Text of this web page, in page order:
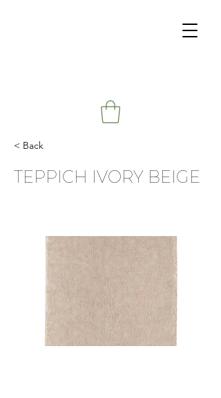
< Back
TEPPICH IVORY BEIGE